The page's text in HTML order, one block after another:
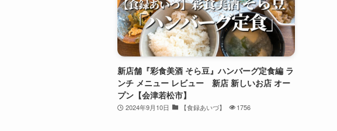
新店舗『彩食美酒 そら豆』ハンバーグ定食編 ラ
ンチ メニュー レビュー 新店 新しいお店 オー
プン【会津若松市】
2024年9月10日 【食録あいづ】 1756